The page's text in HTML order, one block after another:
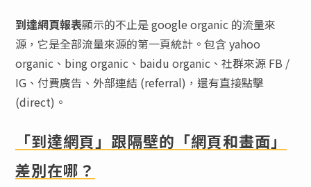
到達網頁報表顯示的不止是 google organic 的流量來
源，它是全部流量來源的第一頁統計。包含 yahoo
organic、bing organic、baidu organic、社群來源 FB /
IG、付費廣告、外部連結 (referral)，還有直接點擊
(direct)。
「到達網頁」跟隔壁的「網頁和畫面」
差別在哪？